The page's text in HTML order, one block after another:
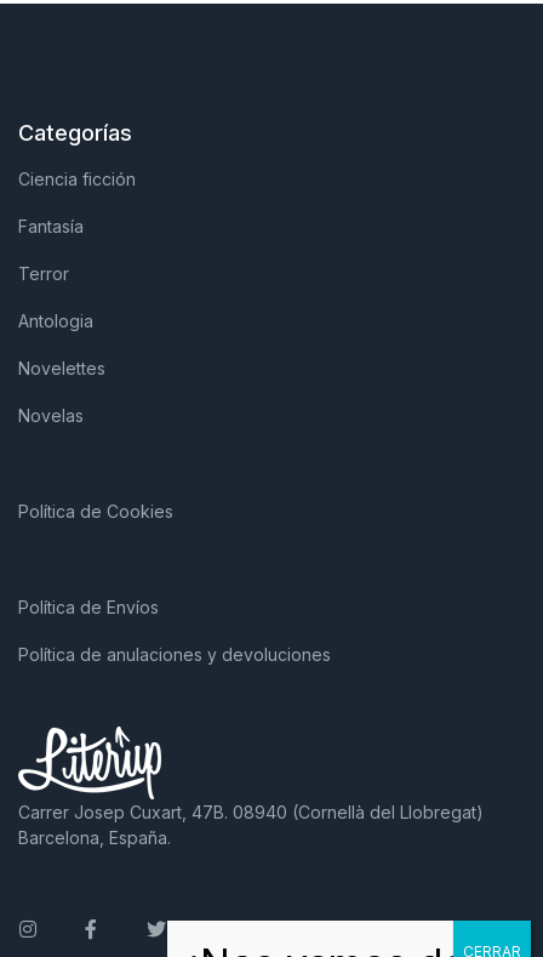
Categorías
Ciencia ficción
Fantasía
Terror
Antologia
Novelettes
Novelas
Política de Cookies
Política de Envíos
Política de anulaciones y devoluciones
Carrer Josep Cuxart, 47B. 08940 (Cornellà del Llobregat)
Barcelona, España.
InstagramFacebookTwitter